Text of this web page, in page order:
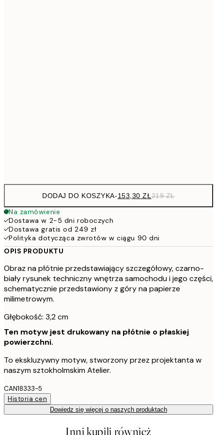
DODAJ DO KOSZYKA-153,30 ZŁ219 ZŁ
Na zamówienie
Dostawa w 2-5 dni roboczych
Dostawa gratis od 249 zł
Polityka dotycząca zwrotów w ciągu 90 dni
OPIS PRODUKTU
Obraz na płótnie przedstawiający szczegółowy, czarno-
biały rysunek techniczny wnętrza samochodu i jego części,
schematycznie przedstawiony z góry na papierze
milimetrowym.
Głębokość: 3,2 cm
Ten motyw jest drukowany na płótnie o płaskiej
powierzchni.
To ekskluzywny motyw, stworzony przez projektanta w
naszym sztokholmskim Atelier.
CAN18333-5
Historia cen
Dowiedz się więcej o naszych produktach
Inni kupili również